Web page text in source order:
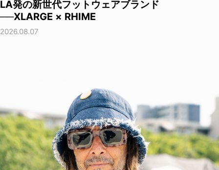
LA発の新世代フットウェアブランド
──XLARGE × RHIME
2026.08.07